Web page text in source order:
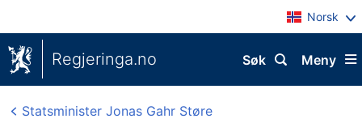
Norsk
Regjeringa.no Meny
Søk
Statsminister Jonas Gahr Støre